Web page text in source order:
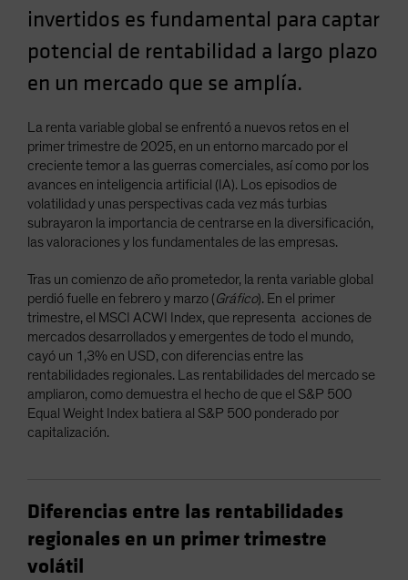
Switzerland
Taiwan - 台灣
United States (US Citizens)
US (Non-US Citizens/NRC)
invertidos es fundamental para captar
potencial de rentabilidad a largo plazo
en un mercado que se amplía.
La renta variable global se enfrentó a nuevos retos en el
primer trimestre de 2025, en un entorno marcado por el
creciente temor a las guerras comerciales, así como por los
avances en inteligencia artificial (IA). Los episodios de
volatilidad y unas perspectivas cada vez más turbias
subrayaron la importancia de centrarse en la diversificación,
las valoraciones y los fundamentales de las empresas.
Tras un comienzo de año prometedor, la renta variable global
perdió fuelle en febrero y marzo (Gráfico). En el primer
trimestre, el MSCI ACWI Index, que representa acciones de
mercados desarrollados y emergentes de todo el mundo,
cayó un 1,3% en USD, con diferencias entre las
rentabilidades regionales. Las rentabilidades del mercado se
ampliaron, como demuestra el hecho de que el S&P 500
Equal Weight Index batiera al S&P 500 ponderado por
capitalización.
Diferencias entre las rentabilidades
regionales en un primer trimestre
volátil